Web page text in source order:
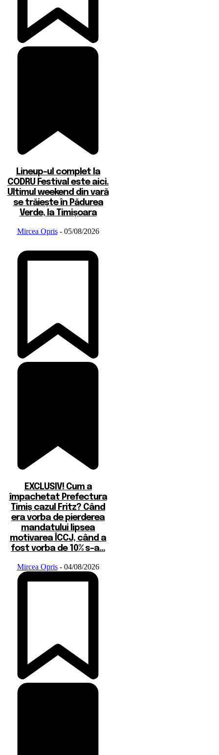
Lineup-ul complet la
CODRU Festival este aici.
Ultimul weekend din vară
se trăiește în Pădurea
Verde, la Timișoara
Mircea Opris - 05/08/2026
EXCLUSIV! Cum a
împachetat Prefectura
Timiș cazul Fritz? Când
era vorba de pierderea
mandatului lipsea
motivarea ÎCCJ, când a
fost vorba de 10% s-a...
Mircea Opris - 04/08/2026